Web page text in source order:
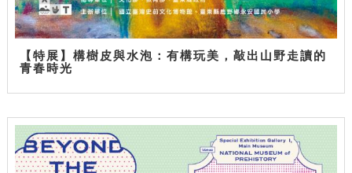
【特展】構樹皮與水泡：有構玩美，敲出山野走讀的
青春時光